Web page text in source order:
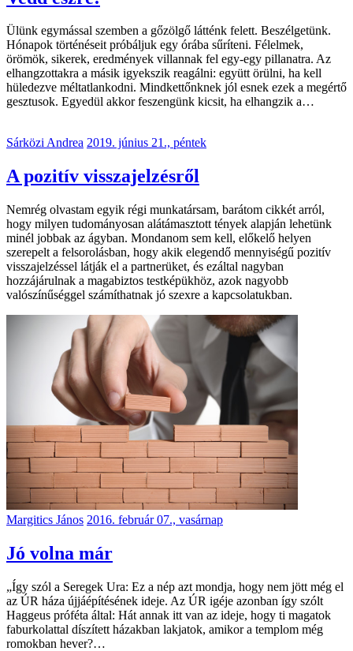
Ülünk egymással szemben a gőzölgő látténk felett. Beszélgetünk.
Hónapok történéseit próbáljuk egy órába sűríteni. Félelmek,
örömök, sikerek, eredmények villannak fel egy-egy pillanatra. Az
elhangzottakra a másik igyekszik reagálni: együtt örülni, ha kell
hüledezve méltatlankodni. Mindkettőnknek jól esnek ezek a megértő
gesztusok. Egyedül akkor feszengünk kicsit, ha elhangzik a…
Sárközi Andrea 2019. június 21., péntek
A pozitív visszajelzésről
Nemrég olvastam egyik régi munkatársam, barátom cikkét arról,
hogy milyen tudományosan alátámasztott tények alapján lehetünk
minél jobbak az ágyban. Mondanom sem kell, előkelő helyen
szerepelt a felsorolásban, hogy akik elegendő mennyiségű pozitív
visszajelzéssel látják el a partnerüket, és ezáltal nagyban
hozzájárulnak a magabiztos testképükhöz, azok nagyobb
valószínűséggel számíthatnak jó szexre a kapcsolatukban.
Margitics János 2016. február 07., vasárnap
Jó volna már
„Így szól a Seregek Ura: Ez a nép azt mondja, hogy nem jött még el
az ÚR háza újjáépítésének ideje. Az ÚR igéje azonban így szólt
Haggeus próféta által: Hát annak itt van az ideje, hogy ti magatok
faburkolattal díszített házakban lakjatok, amikor a templom még
romokban hever?…